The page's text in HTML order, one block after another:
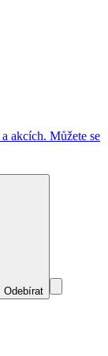
akcích. Můžete se
Odebírat